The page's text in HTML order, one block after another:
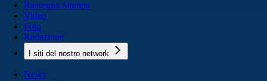
Rassegna Stampa
Video
Foto
Redazione
I siti del nostro network
News